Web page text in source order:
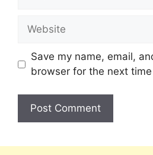
Save my name, email,
browser for the next